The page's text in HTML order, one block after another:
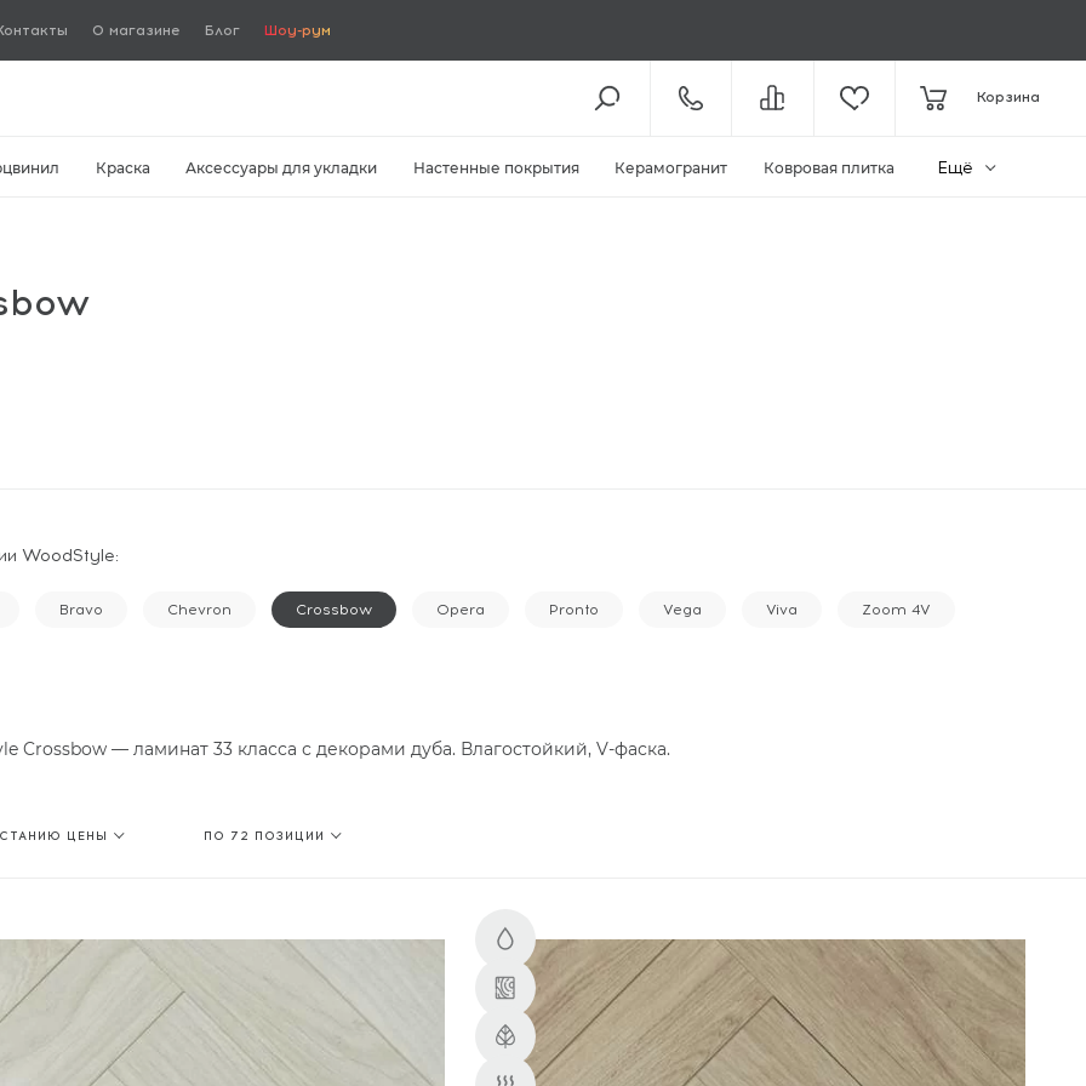
О магазине Блог Шоу-рум
8 (800) 301-61-43
КОЛЛ-ЦЕНТР / С 11:00
Корзина
Краска Аксессуары для укладки Настенные покрытия Керамогранит Ковровая плитка Ещё
WoodStyle:
Bravo Chevron Crossbow Opera Pronto Vega Viva Zoom 4V
Crossbow — ламинат 33 класса с декорами дуба. Влагостойкий, V-фаска.
ЦЕНЫ ПО 72 ПОЗИЦИИ